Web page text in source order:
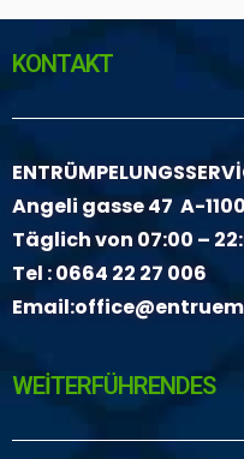
KONTAKT
Angeli gasse 47 A-
Täglich von 07:00 –
Tel :0664 22 27 006
Email:
WEİTERFÜHRENDES